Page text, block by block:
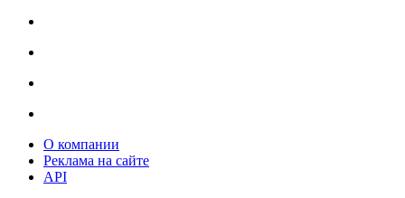
О компании
Реклама на сайте
API